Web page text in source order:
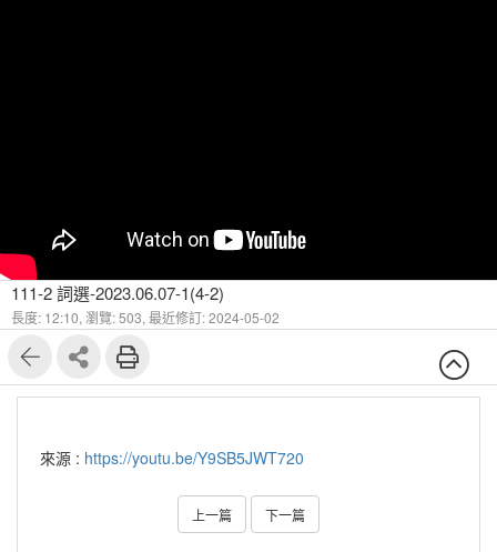
111-2 詞選-2023.06.07-1(4-2)
長度: 12:10, 瀏覽: 503, 最近修訂: 2024-05-02
來源 : https://youtu.be/Y9SB5JWT720
上一篇 下一篇